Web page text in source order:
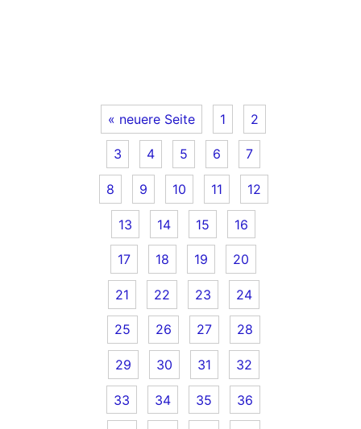
« neuere Seite 1 2
3 4 5 6 7
8 9 10 11 12
13 14 15 16
17 18 19 20
21 22 23 24
25 26 27 28
29 30 31 32
33 34 35 36